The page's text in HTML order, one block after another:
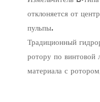
отклоняется от
пульпы.
Традиционный
ротору по винтовой
материала с